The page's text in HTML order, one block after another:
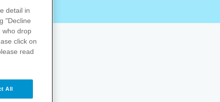
detail in
"Decline
who drop
click on
read
All